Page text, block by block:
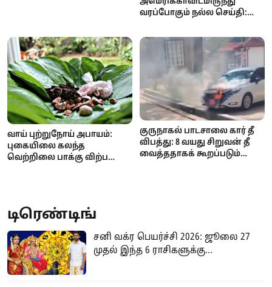
வரப்போகும் நல்ல செய்தி:
வாய்ப்பு
வாய் புற்றுநோய் அபாயம்:
புகையிலை கலந்த
வெற்றிலை பாக்கு விற்பனை
குருநாகல் பாடசாலை கார் தீ
விபத்து: 8 வயது சிறுவன் தீ
வைத்ததாகக் கூறப்படும்
டிரெண்டிங்
சனி வக்ர பெயர்ச்சி 2026: ஜூலை 27
முதல் இந்த 6 ராசிகளுக்கு...